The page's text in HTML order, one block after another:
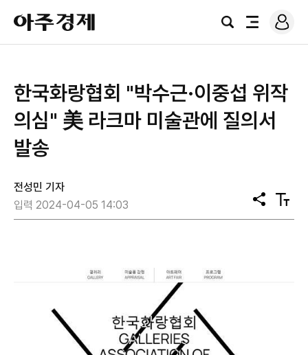
아
주
경
검
전
로
그
한국화랑협회 "박수근·이중섭 위작
의심" 美 라크마 미술관에 질의서
발송
전성민 기자
입력 2024-04-05 14:03
공
유
텍
스